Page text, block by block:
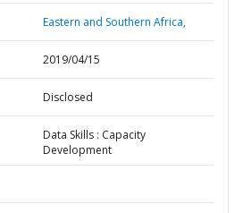
Eastern and Southern Africa,
2019/04/15
Disclosed
Data Skills : Capacity
Development